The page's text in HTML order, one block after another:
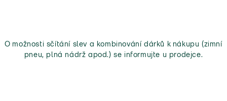
O možnosti sčítání slev a kombinování dárků k nákupu (zimní
pneu, plná nádrž apod.) se informujte u prodejce.